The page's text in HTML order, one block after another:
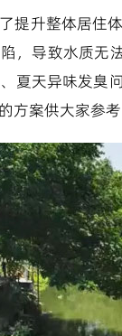
提升整体居住
，导致水质无
夏天异味发臭
方案供大家参考